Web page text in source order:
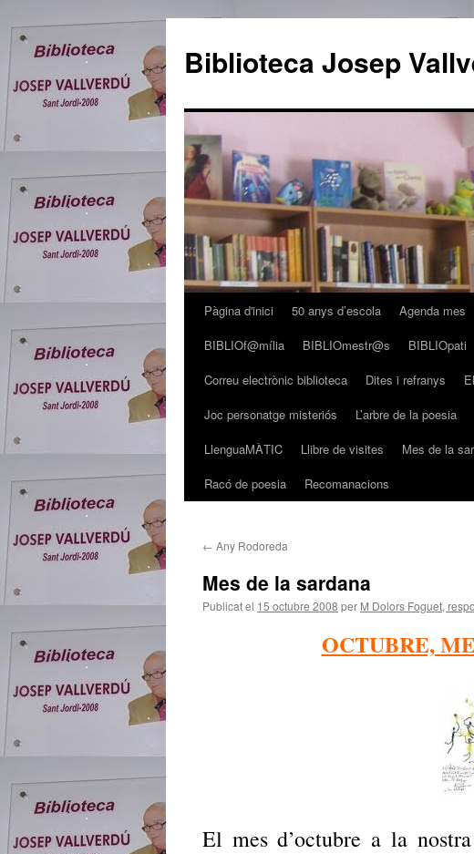
Biblioteca Josep
Vés
contingut
Pàgina d'inici 50 anys d’escola Agenda mes
BIBLIOf@mília
BIBLIOmestr@s BIBLIOpati
Correu electrònic biblioteca
Dites i refranys
Joc personatge misteriós
L’arbre de la poesia
LlenguaMÀTIC
Llibre de visites Mes de la
Racó de poesia
Recomanacions
← Any Rodoreda
Mes de la sardana
Publicat el 15 octubre 2008 per M Dolors Foguet,
OCTUBRE,
El mes d’octubre a la